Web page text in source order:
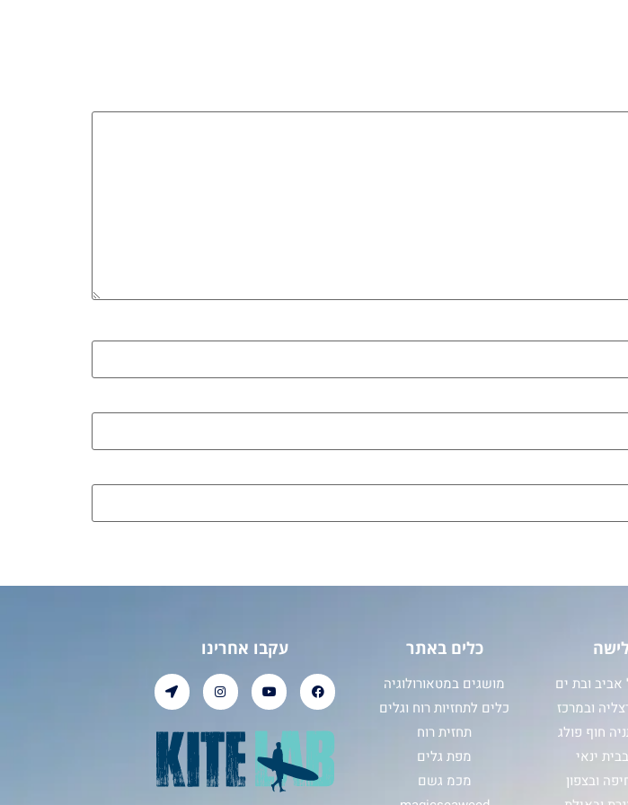
אביב ובת ים
ובמרכז
חוף פולג
ינאי
ובצפון
כלים באתר
מושגים במטאורולוגיה
כלים לתחזיות רוח וגלים
תחזית רוח
מפת גלים
מכמ גשם
עקבו אחרינו